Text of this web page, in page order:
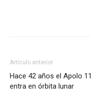
Artículo anterior
Hace 42 años el Apolo 11
entra en órbita lunar